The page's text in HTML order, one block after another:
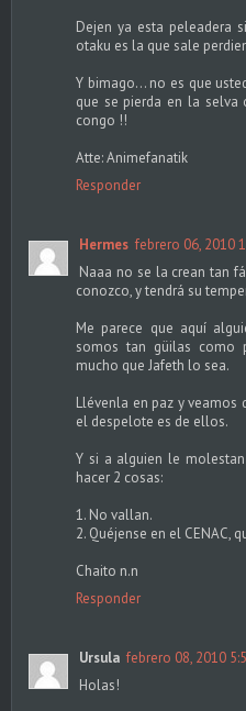
Dejen ya esta peleadera
otaku es la que sale
Y bimago... no es que
que se pierda en la
congo !!
Atte: Animefanatik
Responder
Hermes febrero 06, 2010
Naaa no se la crean tan
conozco, y tendrá su
Me parece que aquí
somos tan güilas como
mucho que Jafeth lo sea.
Llévenla en paz y veamos
el despelote es de ellos.
Y si a alguien le
hacer 2 cosas:
1. No vallan.
2. Quéjense en el CENAC,
Chaito n.n
Responder
Ursula febrero 08, 2010
Holas!